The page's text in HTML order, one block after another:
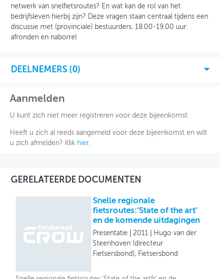
netwerk van snelfietsroutes? En wat kan de rol van het
bedrijfsleven hierbij zijn? Deze vragen staan centraal tijdens een
discussie met (provinciale) bestuurders. 18.00-19.00 uur:
afronden en naborrel
DEELNEMERS (0)
Aanmelden
U kunt zich niet meer registreren voor deze bijeenkomst.
Heeft u zich al reeds aangemeld voor deze bijeenkomst en wilt
u zich afmelden? Klik hier.
GERELATEERDE DOCUMENTEN
Snelle regionale
fietsroutes:‘State of the art’
en de komende uitdagingen
Presentatie 2011
Hugo van der
Steenhoven (directeur
Fietsersbond), Fietsersbond